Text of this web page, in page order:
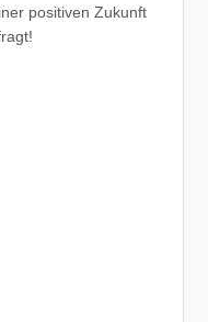
positiven Zukunft